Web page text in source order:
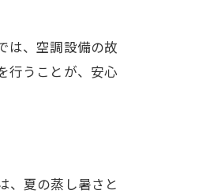
は、空調設備の故
行うことが、安心
、夏の蒸し暑さと